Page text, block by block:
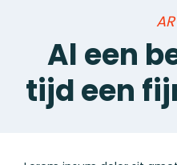
Al een
tijd een